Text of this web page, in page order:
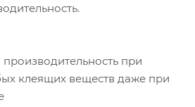
при
клеящих веществ даже при